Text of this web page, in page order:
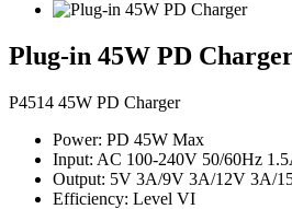
Plug-in 45W PD
P4514 45W PD Charger
Power: PD 45W Max
Input: AC 100-240V 50/60Hz
Output: 5V 3A/9V 3A/12V 3A/
Efficiency: Level VI